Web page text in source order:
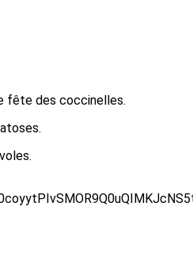
fête des coccinelles.